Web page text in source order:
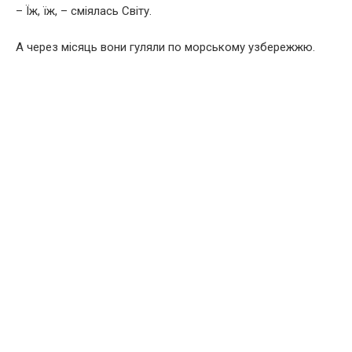
– Їж, їж, – сміялась Світу.
А через місяць вони гуляли по морському узбережжю.